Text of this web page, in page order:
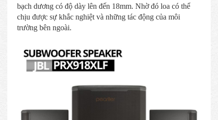
bạch dương có độ dày lên đến 18mm. Nhờ đó loa có thể
chịu được sự khắc nghiệt và những tác động của môi
trường bên ngoài.